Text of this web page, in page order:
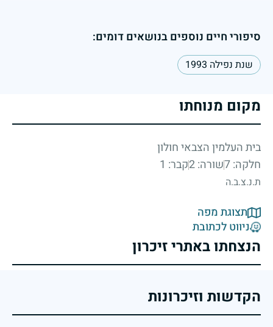
סיפורי חיים נוספים בנושאים דומים:
שנת נפילה 1993
מקום מנוחתו
בית העלמין הצבאי חולון
חלקה: 7
שורה: 2 קבר: 1
ת.נ.צ.ב.ה
תצוגת מפה
ניווט לכתובת
הנצחתו באתרי זיכרון
הקדשות וזיכרונות